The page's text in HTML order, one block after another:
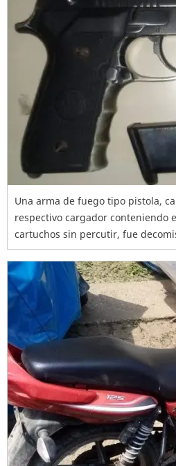
Una arma de fuego tipo pistola,
respectivo cargador conteniendo
cartuchos sin percutir, fue